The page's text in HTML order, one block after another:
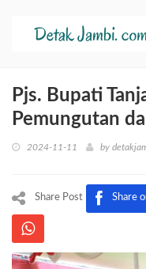
Pjs. Bupati
Pemungutan
2024-11-11 by
Share Post Share